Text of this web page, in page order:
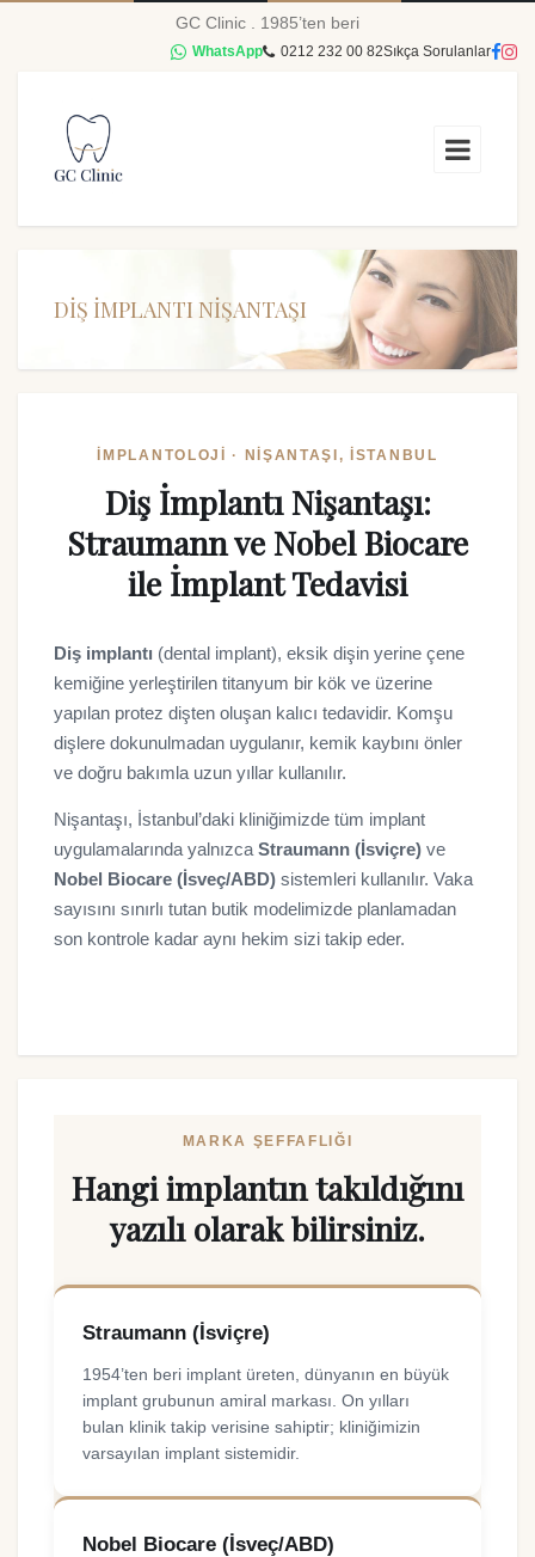
GC Clinic . 1985’ten beri
WhatsApp 0212 232 00 82Sıkça Sorulanlar
DIŞ İMPLANTI NIŞANTAŞI
İMPLANTOLOJI · NIŞANTAŞI, İSTANBUL
Diş İmplantı Nişantaşı:
Straumann ve Nobel Biocare
ile İmplant Tedavisi
Diş implantı (dental implant), eksik dişin yerine çene
kemiğine yerleştirilen titanyum bir kök ve üzerine
yapılan protez dişten oluşan kalıcı tedavidir. Komşu
dişlere dokunulmadan uygulanır, kemik kaybını önler
ve doğru bakımla uzun yıllar kullanılır.
Nişantaşı, İstanbul’daki kliniğimizde tüm implant
uygulamalarında yalnızca Straumann (İsviçre) ve
Nobel Biocare (İsveç/ABD) sistemleri kullanılır. Vaka
sayısını sınırlı tutan butik modelimizde planlamadan
son kontrole kadar aynı hekim sizi takip eder.
MARKA ŞEFFAFLIĞI
Hangi implantın takıldığını
yazılı olarak bilirsiniz.
Straumann (İsviçre)
1954’ten beri implant üreten, dünyanın en büyük
implant grubunun amiral markası. On yılları
bulan klinik takip verisine sahiptir; kliniğimizin
varsayılan implant sistemidir.
Nobel Biocare (İsveç/ABD)